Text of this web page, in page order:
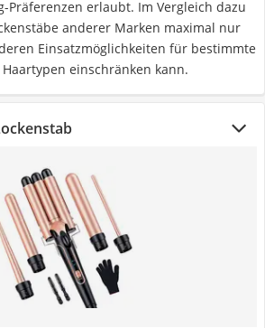
Präferenzen erlaubt. Im Vergleich dazu
anderer Marken maximal nur
Einsatzmöglichkeiten für bestimmte
einschränken kann.